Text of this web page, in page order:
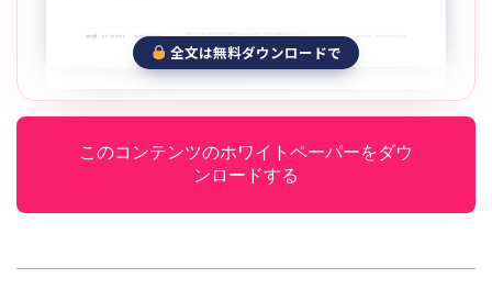
全文は無料ダウンロードで
このコンテンツのホワイトペーパーをダウ
ンロードする